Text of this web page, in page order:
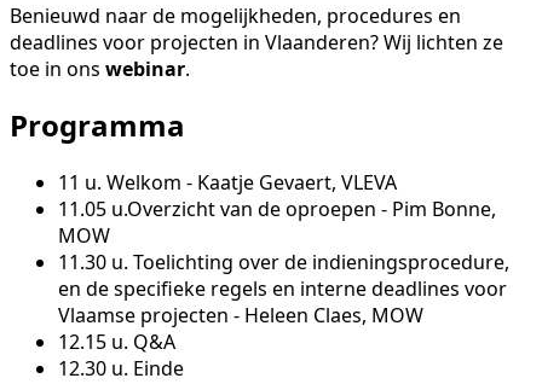
Benieuwd naar de mogelijkheden, procedures en
deadlines voor projecten in Vlaanderen? Wij lichten ze
toe in ons webinar.
Programma
11 u. Welkom - Kaatje Gevaert, VLEVA
11.05 u.Overzicht van de oproepen - Pim Bonne,
MOW
11.30 u. Toelichting over de indieningsprocedure,
en de specifieke regels en interne deadlines voor
Vlaamse projecten - Heleen Claes, MOW
12.15 u. Q&A
12.30 u. Einde